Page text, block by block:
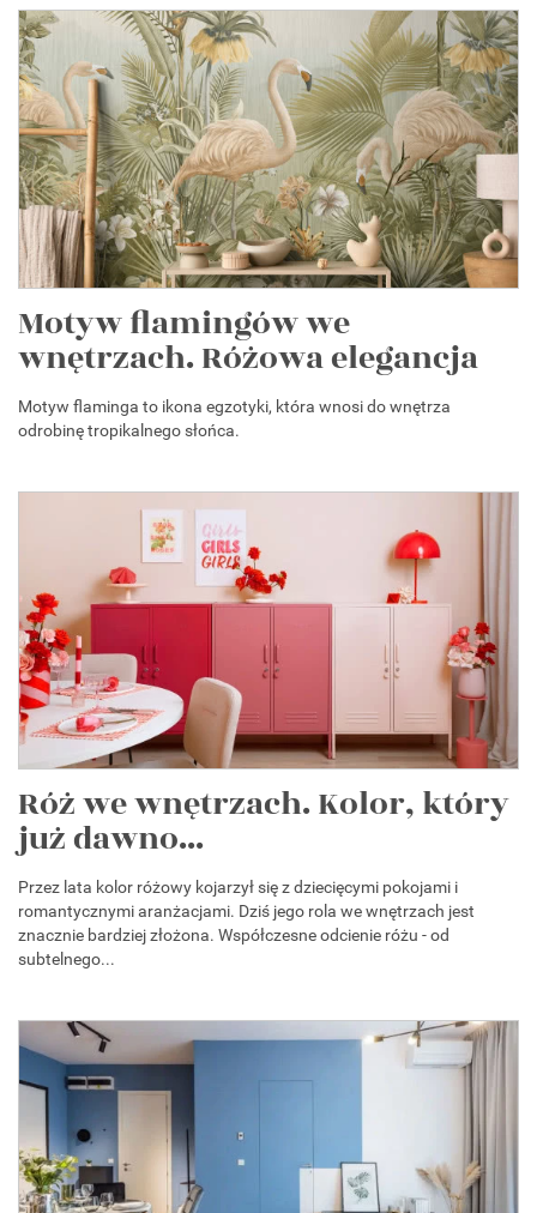
Motyw flamingów we
wnętrzach. Różowa elegancja
Motyw flaminga to ikona egzotyki, która wnosi do wnętrza
odrobinę tropikalnego słońca.
Róż we wnętrzach. Kolor, który
już dawno...
Przez lata kolor różowy kojarzył się z dziecięcymi pokojami i
romantycznymi aranżacjami. Dziś jego rola we wnętrzach jest
znacznie bardziej złożona. Współczesne odcienie różu - od
subtelnego...